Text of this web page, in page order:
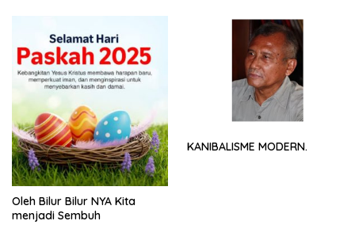
Oleh Bilur Bilur NYA Kita
menjadi Sembuh
KANIBALISME MODERN.